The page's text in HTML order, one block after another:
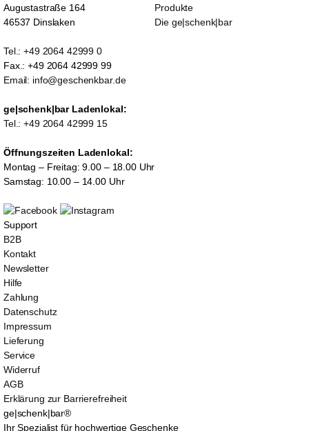
Augustastraße 164
46537 Dinslaken
Tel.: +49 2064 42999 0
Fax.: +49 2064 42999 99
Email: info@geschenkbar.de
ge|schenk|bar Ladenlokal:
Tel.: +49 2064 42999 15
Öffnungszeiten Ladenlokal:
Montag – Freitag: 9.00 – 18.00 Uhr
Samstag: 10.00 – 14.00 Uhr
Produkte
Die ge|schenk|bar
Support
B2B
Kontakt
Newsletter
Hilfe
Zahlung
Datenschutz
Impressum
Lieferung
Service
Widerruf
AGB
Erklärung zur Barrierefreiheit
ge|schenk|bar®
Ihr Spezialist für hochwertige Geschenke